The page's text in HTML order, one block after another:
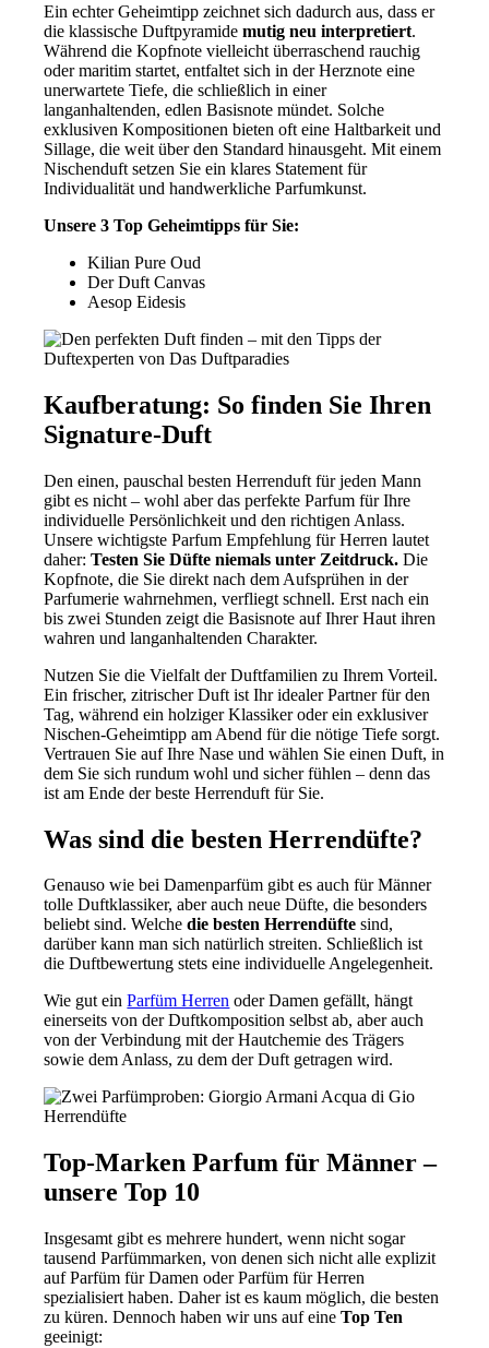
Ein echter Geheimtipp zeichnet sich dadurch aus, dass er
die klassische Duftpyramidemutig neu interpretiert.
Während die Kopfnote vielleicht überraschend rauchig
oder maritim startet, entfaltet sich in der Herznote eine
unerwartete Tiefe, die schließlich in einer
langanhaltenden, edlen Basisnote mündet. Solche
exklusiven Kompositionen bieten oft eine Haltbarkeit und
Sillage, die weit über den Standard hinausgeht. Mit einem
Nischenduft setzen Sie ein klares Statement für
Individualität und handwerkliche Parfumkunst.
Unsere 3 Top Geheimtipps für Sie:
Kilian Pure Oud
Der Duft Canvas
Aesop Eidesis
Kaufberatung: So finden Sie Ihren
Signature-Duft
Den einen, pauschal besten Herrenduft für jeden Mann
gibt es nicht – wohl aber das perfekte Parfum für Ihre
individuelle Persönlichkeit und den richtigen Anlass.
Unsere wichtigste Parfum Empfehlung für Herren lautet
daher:Testen Sie Düfte niemals unter Zeitdruck. Die
Kopfnote, die Sie direkt nach dem Aufsprühen in der
Parfumerie wahrnehmen, verfliegt schnell. Erst nach ein
bis zwei Stunden zeigt die Basisnote auf Ihrer Haut ihren
wahren und langanhaltenden Charakter.
Nutzen Sie die Vielfalt der Duftfamilien zu Ihrem Vorteil.
Ein frischer, zitrischer Duft ist Ihr idealer Partner für den
Tag, während ein holziger Klassiker oder ein exklusiver
Nischen-Geheimtipp am Abend für die nötige Tiefe sorgt.
Vertrauen Sie auf Ihre Nase und wählen Sie einen Duft, in
dem Sie sich rundum wohl und sicher fühlen – denn das
ist am Ende der beste Herrenduft für Sie.
Was sind die besten Herrendüfte?
Genauso wie bei Damenparfüm gibt es auch für Männer
tolle Duftklassiker, aber auch neue Düfte, die besonders
beliebt sind. Welchedie besten Herrendüfte sind,
darüber kann man sich natürlich streiten. Schließlich ist
die Duftbewertung stets eine individuelle Angelegenheit.
Wie gut einParfüm Herren oder Damen gefällt, hängt
einerseits von der Duftkomposition selbst ab, aber auch
von der Verbindung mit der Hautchemie des Trägers
sowie dem Anlass, zu dem der Duft getragen wird.
Top-Marken Parfum für Männer –
unsere Top 10
Insgesamt gibt es mehrere hundert, wenn nicht sogar
tausend Parfümmarken, von denen sich nicht alle explizit
auf Parfüm für Damen oder Parfüm für Herren
spezialisiert haben. Daher ist es kaum möglich, die besten
zu küren. Dennoch haben wir uns auf eineTop Ten
geeinigt: